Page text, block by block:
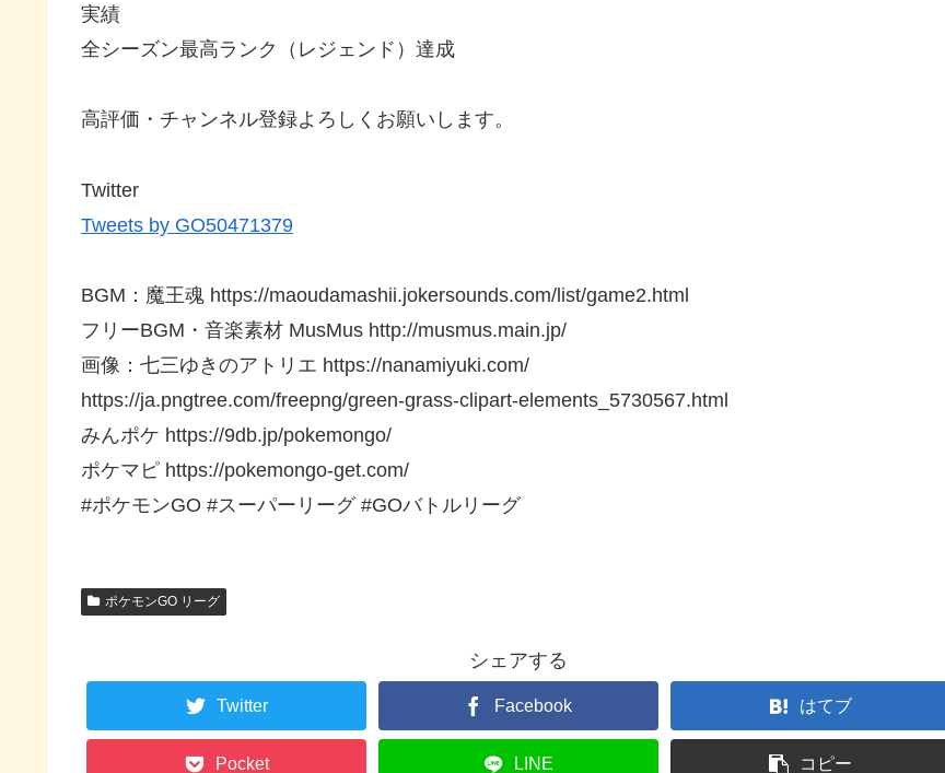
実績
全シーズン最高ランク（レジェンド）達成
高評価・チャンネル登録よろしくお願いします。
Twitter
Tweets by GO50471379
BGM：魔王魂 https://maoudamashii.jokersounds.com/list/game2.html
フリーBGM・音楽素材 MusMus http://musmus.main.jp/
画像：七三ゆきのアトリエ https://nanamiyuki.com/
https://ja.pngtree.com/freepng/green-grass-clipart-elements_5730567.html
みんポケ https://9db.jp/pokemongo/
ポケマピ https://pokemongo-get.com/
#ポケモンGO #スーパーリーグ #GOバトルリーグ
ポケモンGO リーグ
シェアする
Twitter Facebook はてブ
Pocket LINE コピー